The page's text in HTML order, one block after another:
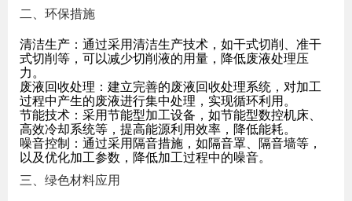
二、环保措施
清洁生产：通过采用清洁生产技术，如干式切削、准干
式切削等，可以减少切削液的用量，降低废液处理压
力。
废液回收处理：建立完善的废液回收处理系统，对加工
过程中产生的废液进行集中处理，实现循环利用。
节能技术：采用节能型加工设备，如节能型数控机床、
高效冷却系统等，提高能源利用效率，降低能耗。
噪音控制：通过采用隔音措施，如隔音罩、隔音墙等，
以及优化加工参数，降低加工过程中的噪音。
三、绿色材料应用